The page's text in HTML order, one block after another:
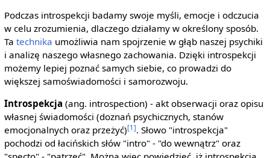
Podczas introspekcji badamy swoje myśli, emocje i odczucia
w celu zrozumienia, dlaczego działamy w określony sposób.
Ta technika umożliwia nam spojrzenie w głąb naszej psychiki
i analizę naszego własnego zachowania. Dzięki introspekcji
możemy lepiej poznać samych siebie, co prowadzi do
większej samoświadomości i samorozwoju.
Introspekcja (ang. introspection) - akt obserwacji oraz opisu
własnej świadomości (doznań psychicznych, stanów
emocjonalnych oraz przeżyć)[1]. Słowo "introspekcja"
pochodzi od łacińskich słów "intro" - "do wewnątrz" oraz